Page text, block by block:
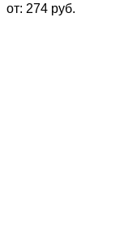
от: 274 руб.